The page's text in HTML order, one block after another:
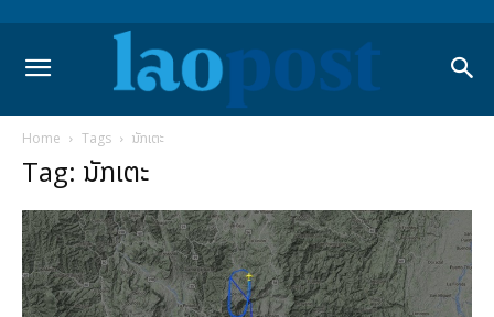
Home Tags ນັກເຕະ
Tag: ນັກເຕະ